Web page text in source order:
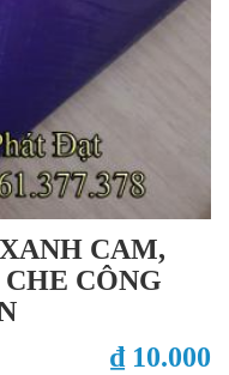
CAM,
CÔNG
₫ 10.000